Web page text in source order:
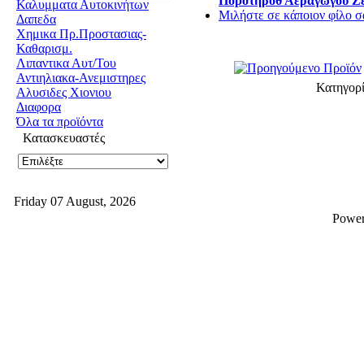
Καλυμματα Αυτοκινήτων
Δαπεδα
Χημικα Πρ.Προστασιας-
Καθαρισμ.
Λιπαντικα Αυτ/Του
Αντιηλιακα-Ανεμιστηρες
Αλυσιδες Χιονιου
Διαφορα
Όλα τα προϊόντα
Κατασκευαστές
Μιλήστε σε κάποιον φίλο
Friday 07 August, 2026